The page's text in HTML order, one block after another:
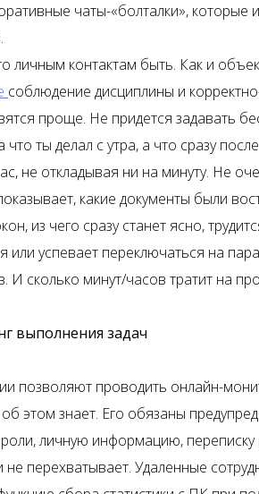
чаты-«болталки»,
личным контактам быть. Как и
соблюдение дисциплины и
проще. Не придется задавать
что ты делал с утра, а что сразу
не откладывая ни на минуту. Не
какие документы были
из чего сразу станет ясно,
или успевает переключаться на
И сколько минут/часов тратит на
выполнения задач
позволяют проводить онлайн-
этом знает. Его обязаны
личную информацию,
не перехватывает. Удаленные